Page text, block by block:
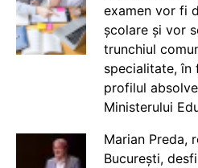
examen vor fi
școlare și vor
trunchiul
specialitate, în
profilul
Ministerului
Marian Preda,
București,